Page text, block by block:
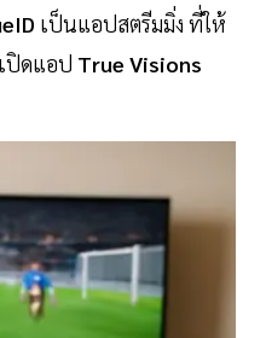
เป็นแอปสตรีมมิ่ง ที่ให้
ปิดแอป True Visions